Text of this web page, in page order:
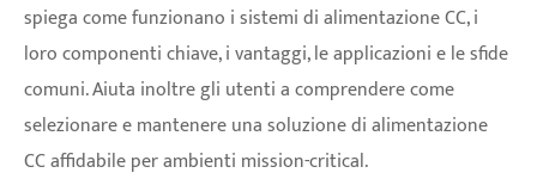
spiega come funzionano i sistemi di alimentazione CC, i
loro componenti chiave, i vantaggi, le applicazioni e le sfide
comuni. Aiuta inoltre gli utenti a comprendere come
selezionare e mantenere una soluzione di alimentazione
CC affidabile per ambienti mission-critical.